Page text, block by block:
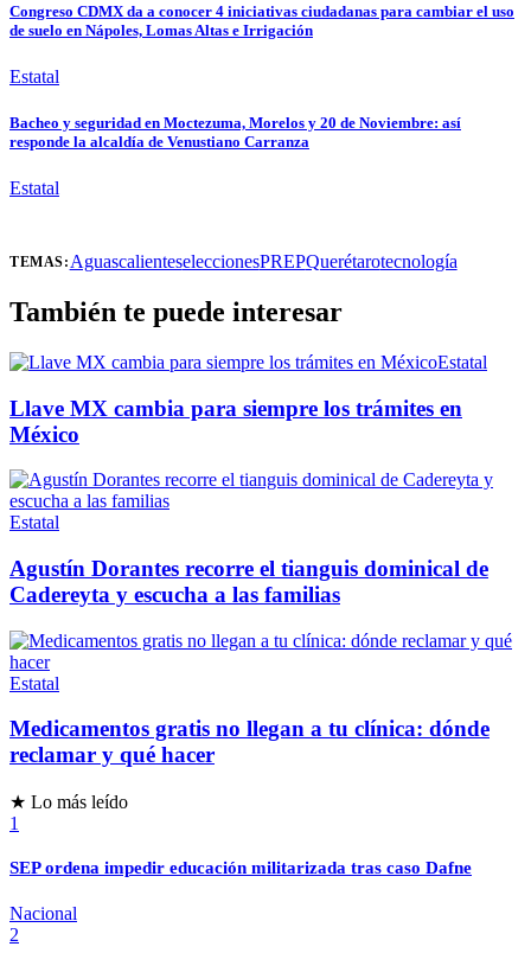
Congreso CDMX da a conocer 4 iniciativas ciudadanas para cambiar el uso
de suelo en Nápoles, Lomas Altas e Irrigación
Estatal
Bacheo y seguridad en Moctezuma, Morelos y 20 de Noviembre: así
responde la alcaldía de Venustiano Carranza
Estatal
TEMAS: AguascalienteseleccionesPREPQuerétarotecnología
También te puede interesar
Estatal
Llave MX cambia para siempre los trámites en
México
Estatal
Agustín Dorantes recorre el tianguis dominical de
Cadereyta y escucha a las familias
Estatal
Medicamentos gratis no llegan a tu clínica: dónde
reclamar y qué hacer
★ Lo más leído
1
SEP ordena impedir educación militarizada tras caso Dafne
Nacional
2